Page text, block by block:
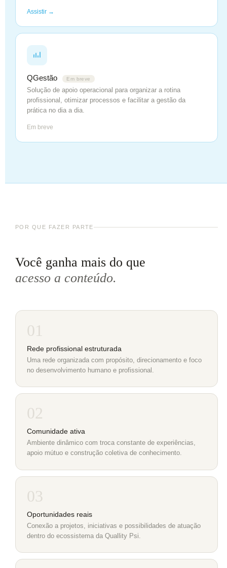
Assistir →
QGestão Em breve
Solução de apoio operacional para organizar a rotina
profissional, otimizar processos e facilitar a gestão da
prática no dia a dia.
Em breve
POR QUE FAZER PARTE
Você ganha mais do que
acesso a conteúdo.
01
Rede profissional estruturada
Uma rede organizada com propósito, direcionamento e foco
no desenvolvimento humano e profissional.
02
Comunidade ativa
Ambiente dinâmico com troca constante de experiências,
apoio mútuo e construção coletiva de conhecimento.
03
Oportunidades reais
Conexão a projetos, iniciativas e possibilidades de atuação
dentro do ecossistema da Quallity Psi.